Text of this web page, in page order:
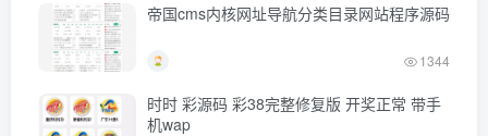
帝国cms内核网址导航分类目录网站程序源码
1344
时时 彩源码 彩38完整修复版 开奖正常 带手
机wap